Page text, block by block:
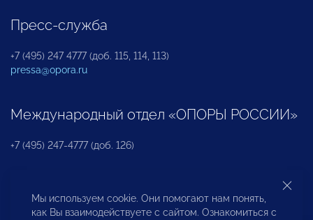
Пресс-служба
+7 (495) 247 4777 (доб. 115, 114, 113)
pressa@opora.ru
Международный отдел «ОПОРЫ РОССИИ»
+7 (495) 247-4777 (доб. 126)
Бюро по защите прав предпринимателей и
инвесторов
Мы используем cookie. Они помогают нам понять,
как Вы взаимодействуете с сайтом. Ознакомиться с